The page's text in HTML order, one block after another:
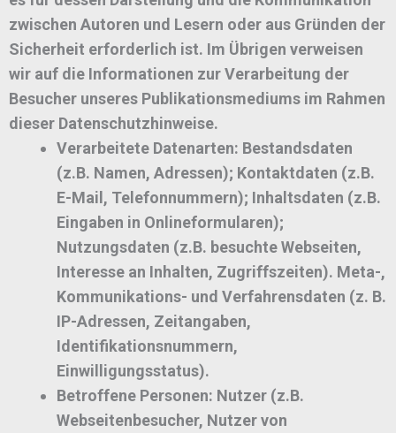
zwischen Autoren und Lesern oder aus Gründen der
Sicherheit erforderlich ist. Im Übrigen verweisen
wir auf die Informationen zur Verarbeitung der
Besucher unseres Publikationsmediums im Rahmen
dieser Datenschutzhinweise.
Verarbeitete Datenarten: Bestandsdaten
(z.B. Namen, Adressen); Kontaktdaten (z.B.
E-Mail, Telefonnummern); Inhaltsdaten (z.B.
Eingaben in Onlineformularen);
Nutzungsdaten (z.B. besuchte Webseiten,
Interesse an Inhalten, Zugriffszeiten). Meta-,
Kommunikations- und Verfahrensdaten (z. B.
IP-Adressen, Zeitangaben,
Identifikationsnummern,
Einwilligungsstatus).
Betroffene Personen: Nutzer (z.B.
Webseitenbesucher, Nutzer von